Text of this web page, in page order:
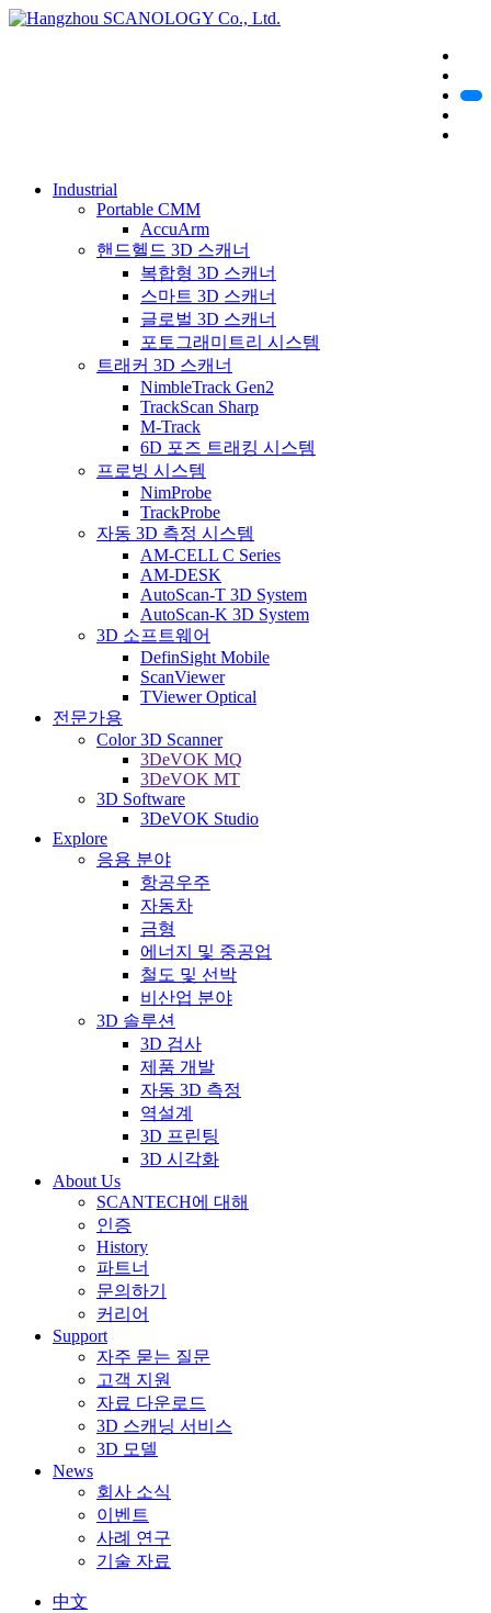
Industrial
Portable CMM
AccuArm
핸드헬드 3D 스캐너
복합형 3D 스캐너
스마트 3D 스캐너
글로벌 3D 스캐너
포토그래미트리 시스템
트래커 3D 스캐너
NimbleTrack Gen2
TrackScan Sharp
M-Track
6D 포즈 트래킹 시스템
프로빙 시스템
NimProbe
TrackProbe
자동 3D 측정 시스템
AM-CELL C Series
AM-DESK
AutoScan-T 3D System
AutoScan-K 3D System
3D 소프트웨어
DefinSight Mobile
ScanViewer
TViewer Optical
전문가용
Color 3D Scanner
3DeVOK MQ
3DeVOK MT
3D Software
3DeVOK Studio
Explore
응용 분야
항공우주
자동차
금형
에너지 및 중공업
철도 및 선박
비산업 분야
3D 솔루션
3D 검사
제품 개발
자동 3D 측정
역설계
3D 프린팅
3D 시각화
About Us
SCANTECH에 대해
인증
History
파트너
문의하기
커리어
Support
자주 묻는 질문
고객 지원
자료 다운로드
3D 스캐닝 서비스
3D 모델
News
회사 소식
이벤트
사례 연구
기술 자료
中文